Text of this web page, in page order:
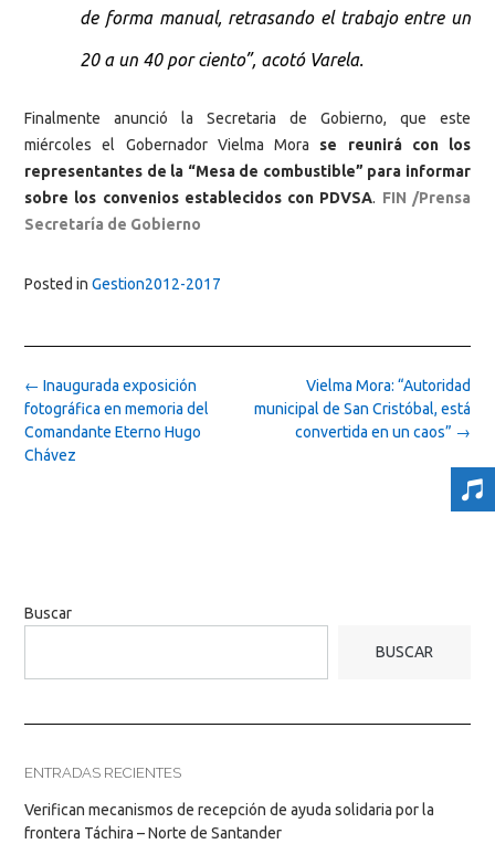
de forma manual, retrasando el trabajo entre un
20 a un 40 por ciento”, acotó Varela.
Finalmente anunció la Secretaria de Gobierno, que este
miércoles el Gobernador Vielma Mora se reunirá con los
representantes de la “Mesa de combustible” para informar
sobre los convenios establecidos con PDVSA. FIN /Prensa
Secretaría de Gobierno
Posted in Gestion2012-2017
Post
navigation
Vielma Mora: “Autoridad
municipal de San Cristóbal, está
convertida en un caos” →
← Inaugurada exposición
fotográfica en memoria del
Comandante Eterno Hugo
Chávez
Buscar
BUSCAR
ENTRADAS RECIENTES
Verifican mecanismos de recepción de ayuda solidaria por la
frontera Táchira – Norte de Santander